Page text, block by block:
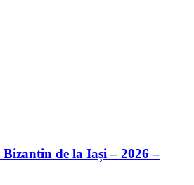
Bizantin de la Iași – 2026 –